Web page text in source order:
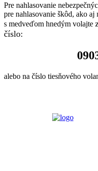
Pre nahlasovanie
pre nahlasovanie škôd, ako
s medveďom hnedým volajte
číslo:
alebo na číslo tiesňového